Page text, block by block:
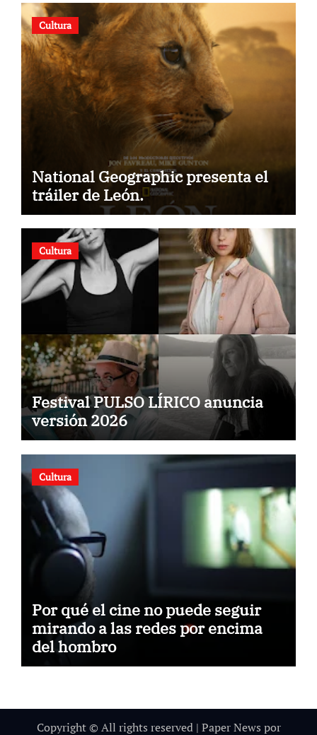
Cultura
National Geographic presenta el
tráiler de León.
Cultura
Festival PULSO LÍRICO anuncia
versión 2026
Cultura
Por qué el cine no puede seguir
mirando a las redes por encima
del hombro
Copyright © All rights reserved | Paper News por